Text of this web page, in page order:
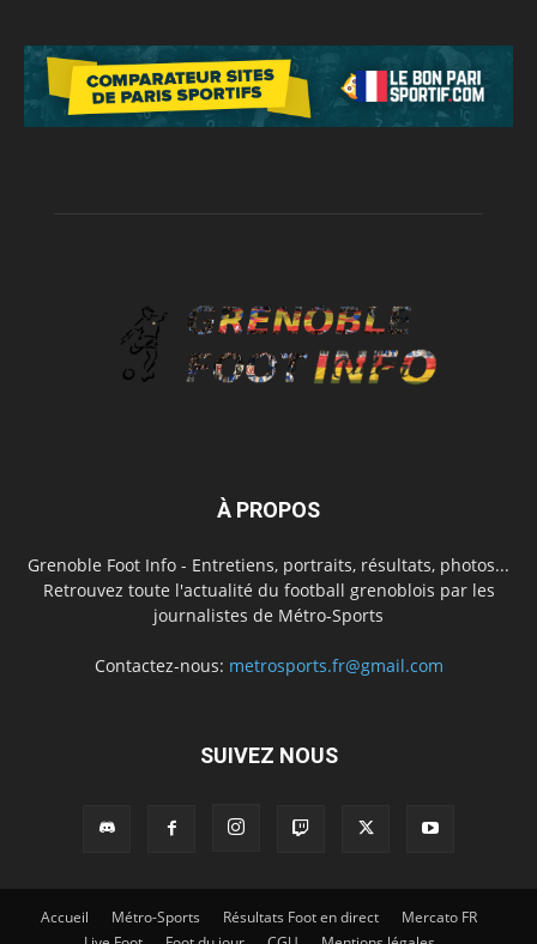
À PROPOS
Grenoble Foot Info - Entretiens, portraits, résultats, photos...
Retrouvez toute l'actualité du football grenoblois par les
journalistes de Métro-Sports
Contactez-nous: metrosports.fr@gmail.com
SUIVEZ NOUS
Accueil Métro-Sports Résultats Foot en direct
Mercato FR